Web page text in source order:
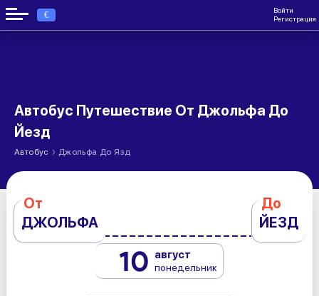
€
Войти
Регистрация
Автобус Путешествие От Джольфа До
Йезд
Автобус › Джольфа До Язд
От
ДЖОЛЬФА
До
ЙЕЗД
10 август
понедельник